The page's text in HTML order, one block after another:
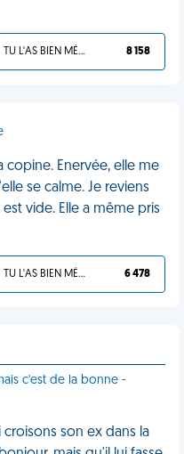
TU L'AS BIEN MÉRITÉ 8 158
copine. Enervée, elle me
se calme. Je reviens
vide. Elle a même pris
TU L'AS BIEN MÉRITÉ 6 478
c'est de la bonne -
son ex dans la